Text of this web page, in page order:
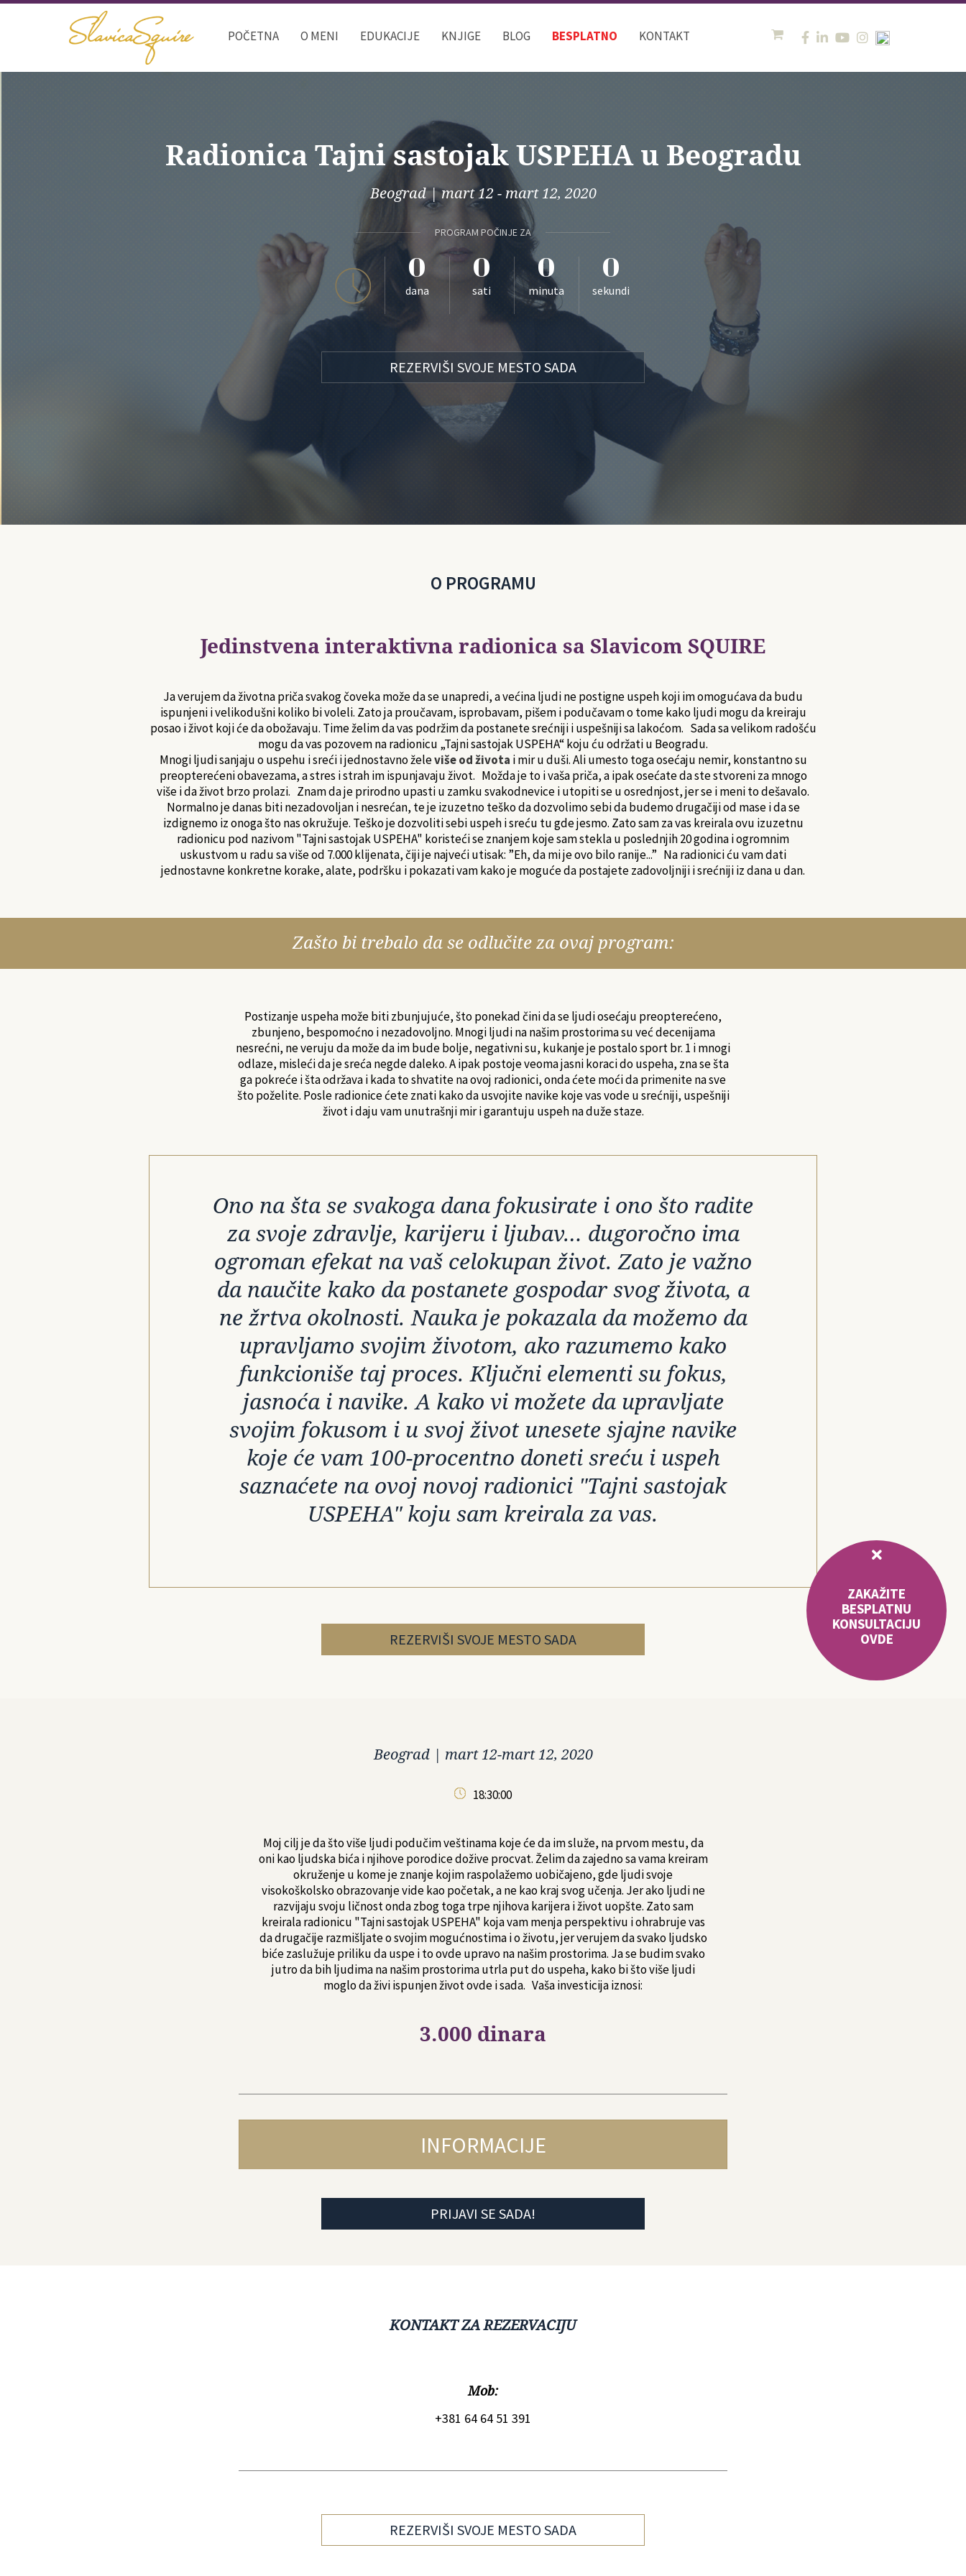
POČETNA O MENI EDUKACIJE KNJIGE BLOG BESPLATNO KONTAKT
Radionica Tajni sastojak USPEHA u Beogradu
Beograd|mart 12 - mart 12, 2020
PROGRAM POČINJE ZA
0
dana
0
sati
0
minuta
0
sekundi
REZERVIŠI SVOJE MESTO SADA
O PROGRAMU
Jedinstvena interaktivna radionica sa Slavicom SQUIRE
Ja verujem da životna priča svakog čoveka može da se unapredi, a većina ljudi ne postigne uspeh koji im omogućava da budu
ispunjeni i velikodušni koliko bi voleli. Zato ja proučavam, isprobavam, pišem i podučavam o tome kako ljudi mogu da kreiraju
posao i život koji će da obožavaju. Time želim da vas podržim da postanete srećniji i uspešniji sa lakoćom. Sada sa velikom radošću
mogu da vas pozovem na radionicu „Tajni sastojak USPEHA“ koju ću održati u Beogradu.
Mnogi ljudi sanjaju o uspehu i sreći i jednostavno želeviše od života i mir u duši. Ali umesto toga osećaju nemir, konstantno su
preopterećeni obavezama, a stres i strah im ispunjavaju život. Možda je to i vaša priča, a ipak osećate da ste stvoreni za mnogo
više i da život brzo prolazi. Znam da je prirodno upasti u zamku svakodnevice i utopiti se u osrednjost, jer se i meni to dešavalo.
Normalno je danas biti nezadovoljan i nesrećan, te je izuzetno teško da dozvolimo sebi da budemo drugačiji od mase i da se
izdignemo iz onoga što nas okružuje. Teško je dozvoliti sebi uspeh i sreću tu gde jesmo. Zato sam za vas kreirala ovu izuzetnu
radionicu pod nazivom "Tajni sastojak USPEHA" koristeći se znanjem koje sam stekla u poslednjih 20 godina i ogromnim
uskustvom u radu sa više od 7.000 klijenata, čiji je najveći utisak: ”Eh, da mi je ovo bilo ranije...” Na radionici ću vam dati
jednostavne konkretne korake, alate, podršku i pokazati vam kako je moguće da postajete zadovoljniji i srećniji iz dana u dan.
Zašto bi trebalo da se odlučite za ovaj program:
Postizanje uspeha može biti zbunjujuće, što ponekad čini da se ljudi osećaju preopterećeno,
zbunjeno, bespomoćno i nezadovoljno. Mnogi ljudi na našim prostorima su već decenijama
nesrećni, ne veruju da može da im bude bolje, negativni su, kukanje je postalo sport br. 1 i mnogi
odlaze, misleći da je sreća negde daleko. A ipak postoje veoma jasni koraci do uspeha, zna se šta
ga pokreće i šta održava i kada to shvatite na ovoj radionici, onda ćete moći da primenite na sve
što poželite. Posle radionice ćete znati kako da usvojite navike koje vas vode u srećniji, uspešniji
život i daju vam unutrašnji mir i garantuju uspeh na duže staze.
Ono na šta se svakoga dana fokusirate i ono što radite
za svoje zdravlje, karijeru i ljubav… dugoročno ima
ogroman efekat na vaš celokupan život. Zato je važno
da naučite kako da postanete gospodar svog života, a
ne žrtva okolnosti. Nauka je pokazala da možemo da
upravljamo svojim životom, ako razumemo kako
funkcioniše taj proces. Ključni elementi su fokus,
jasnoća i navike. A kako vi možete da upravljate
svojim fokusom i u svoj život unesete sjajne navike
koje će vam 100-procentno doneti sreću i uspeh
saznaćete na ovoj novoj radionici "Tajni sastojak
USPEHA" koju sam kreirala za vas.
REZERVIŠI SVOJE MESTO SADA
Beograd| mart 12-mart 12, 2020
18:30:00
Moj cilj je da što više ljudi podučim veštinama koje će da im služe, na prvom mestu, da
oni kao ljudska bića i njihove porodice dožive procvat. Želim da zajedno sa vama kreiram
okruženje u kome je znanje kojim raspolažemo uobičajeno, gde ljudi svoje
visokoškolsko obrazovanje vide kao početak, a ne kao kraj svog učenja. Jer ako ljudi ne
razvijaju svoju ličnost onda zbog toga trpe njihova karijera i život uopšte. Zato sam
kreirala radionicu "Tajni sastojak USPEHA" koja vam menja perspektivu i ohrabruje vas
da drugačije razmišljate o svojim mogućnostima i o životu, jer verujem da svako ljudsko
biće zaslužuje priliku da uspe i to ovde upravo na našim prostorima. Ja se budim svako
jutro da bih ljudima na našim prostorima utrla put do uspeha, kako bi što više ljudi
moglo da živi ispunjen život ovde i sada. Vaša investicija iznosi:
3.000 dinara
INFORMACIJE
PRIJAVI SE SADA!
KONTAKT ZA REZERVACIJU
Mob:
+381 64 64 51 391
REZERVIŠI SVOJE MESTO SADA
ZAKAŽITE
BESPLATNU
KONSULTACIJU
OVDE